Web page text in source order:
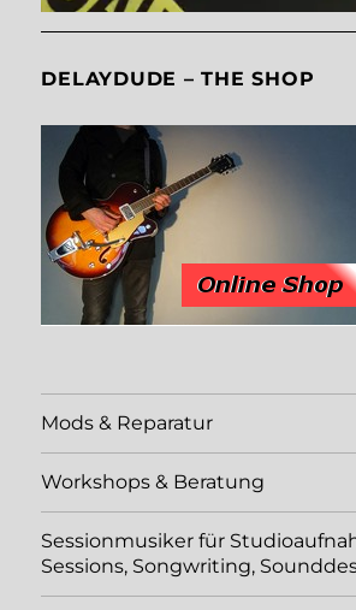
DELAYDUDE – THE SHOP
Mods & Reparatur
Workshops & Beratung
Sessionmusiker für
Sessions, Songwriting,